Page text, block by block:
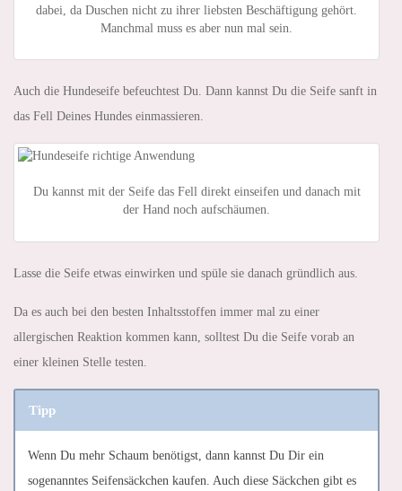
dabei, da Duschen nicht zu ihrer liebsten Beschäftigung gehört.
Manchmal muss es aber nun mal sein.
Auch die Hundeseife befeuchtest Du. Dann kannst Du die Seife sanft in
das Fell Deines Hundes einmassieren.
Du kannst mit der Seife das Fell direkt einseifen und danach mit
der Hand noch aufschäumen.
Lasse die Seife etwas einwirken und spüle sie danach gründlich aus.
Da es auch bei den besten Inhaltsstoffen immer mal zu einer
allergischen Reaktion kommen kann, solltest Du die Seife vorab an
einer kleinen Stelle testen.
Tipp
Wenn Du mehr Schaum benötigst, dann kannst Du Dir ein
sogenanntes Seifensäckchen kaufen. Auch diese Säckchen gibt es